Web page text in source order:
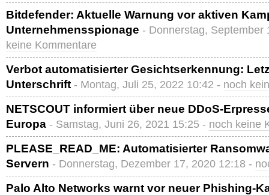
Bitdefender: Aktuelle Warnung vor aktiven
Unternehmensspionage - Donnerstag,
keine Kommentare
Verbot automatisierter Gesichtserkennung:
Unterschrift - Montag, Juli 25, 2022 10:42 - noch
NETSCOUT informiert über neue DDoS-
Europa - Samstag, Juni 26, 2021 15:25 - noch keine
PLEASE_READ_ME: Automatisierter
Servern - Donnerstag, Dezember 17, 2020 12:18 -
Palo Alto Networks warnt vor neuer Phishing-